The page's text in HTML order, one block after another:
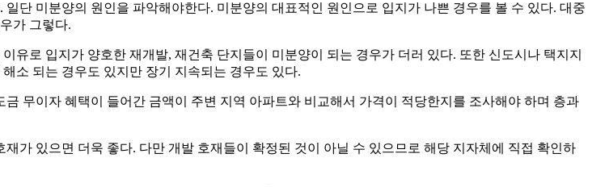
단 미분양의 원인을 파악해야한다. 미분양의 대표적인 원인으로 입지가 나쁜 경우를 볼 수 있다. 대중
가 그렇다.
로 입지가 양호한 재개발, 재건축 단지들이 미분양이 되는 경우가 더러 있다. 또한 신도시나 택지지
소 되는 경우도 있지만 장기 지속되는 경우도 있다.
무이자 혜택이 들어간 금액이 주변 지역 아파트와 비교해서 가격이 적당한지를 조사해야 하며 층과
가 있으면 더욱 좋다. 다만 개발 호재들이 확정된 것이 아닐 수 있으므로 해당 지자체에 직접 확인하